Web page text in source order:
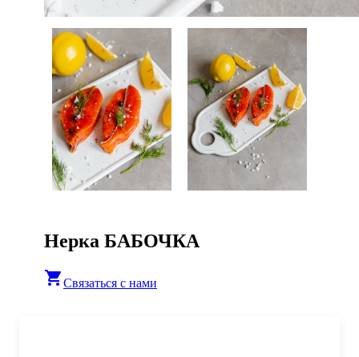
Нерка БАБОЧКА
shopping_cartСвязаться с нами